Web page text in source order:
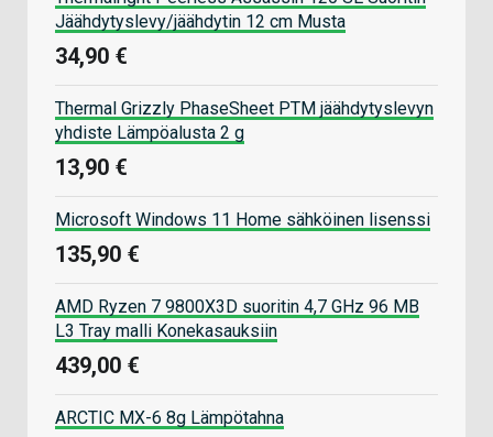
Jäähdytyslevy/jäähdytin 12 cm Musta
34,90 €
Thermal Grizzly PhaseSheet PTM jäähdytyslevyn
yhdiste Lämpöalusta 2 g
13,90 €
Microsoft Windows 11 Home sähköinen lisenssi
135,90 €
AMD Ryzen 7 9800X3D suoritin 4,7 GHz 96 MB
L3 Tray malli Konekasauksiin
439,00 €
ARCTIC MX-6 8g Lämpötahna